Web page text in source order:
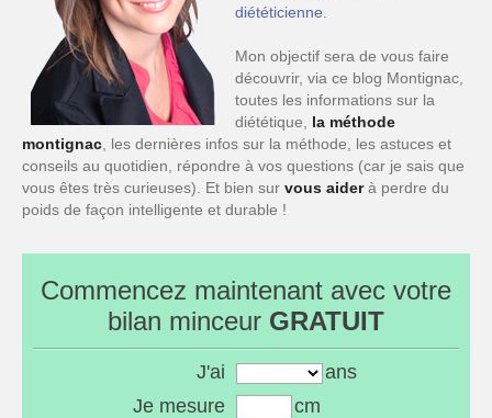
diététicienne
Mon objectif sera de vous faire
découvrir, via ce blog Montignac,
toutes les informations sur la
diététique, la méthode
montignac , les dernières infos sur la méthode, les astuces et
conseils au quotidien, répondre à vos questions (car je sais que
vous êtes très curieuses). Et bien sur vous aiderà perdre du
poids de façon intelligente et durable !
Commencez maintenant avec votre
bilan minceur GRATUIT
J'ai
ans
Je mesure
cm